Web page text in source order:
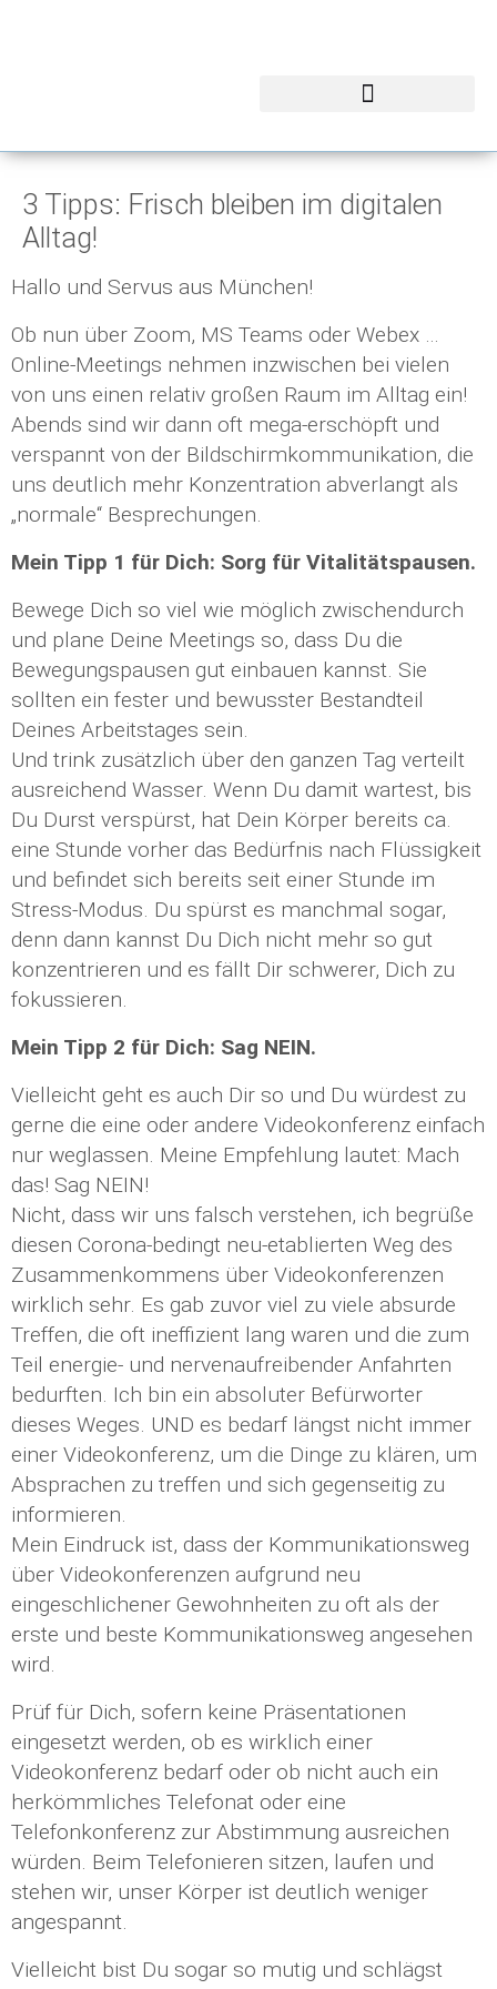
3 Tipps: Frisch bleiben im digitalen
Alltag!
Hallo und Servus aus München!
Ob nun über Zoom, MS Teams oder Webex …
Online-Meetings nehmen inzwischen bei vielen
von uns einen relativ großen Raum im Alltag ein!
Abends sind wir dann oft mega-erschöpft und
verspannt von der Bildschirmkommunikation, die
uns deutlich mehr Konzentration abverlangt als
„normale“ Besprechungen.
Mein Tipp 1 für Dich: Sorg für Vitalitätspausen.
Bewege Dich so viel wie möglich zwischendurch
und plane Deine Meetings so, dass Du die
Bewegungspausen gut einbauen kannst. Sie
sollten ein fester und bewusster Bestandteil
Deines Arbeitstages sein.
Und trink zusätzlich über den ganzen Tag verteilt
ausreichend Wasser. Wenn Du damit wartest, bis
Du Durst verspürst, hat Dein Körper bereits ca.
eine Stunde vorher das Bedürfnis nach Flüssigkeit
und befindet sich bereits seit einer Stunde im
Stress-Modus. Du spürst es manchmal sogar,
denn dann kannst Du Dich nicht mehr so gut
konzentrieren und es fällt Dir schwerer, Dich zu
fokussieren.
Mein Tipp 2 für Dich: Sag NEIN.
Vielleicht geht es auch Dir so und Du würdest zu
gerne die eine oder andere Videokonferenz einfach
nur weglassen. Meine Empfehlung lautet: Mach
das! Sag NEIN!
Nicht, dass wir uns falsch verstehen, ich begrüße
diesen Corona-bedingt neu-etablierten Weg des
Zusammenkommens über Videokonferenzen
wirklich sehr. Es gab zuvor viel zu viele absurde
Treffen, die oft ineffizient lang waren und die zum
Teil energie- und nervenaufreibender Anfahrten
bedurften. Ich bin ein absoluter Befürworter
dieses Weges. UND es bedarf längst nicht immer
einer Videokonferenz, um die Dinge zu klären, um
Absprachen zu treffen und sich gegenseitig zu
informieren.
Mein Eindruck ist, dass der Kommunikationsweg
über Videokonferenzen aufgrund neu
eingeschlichener Gewohnheiten zu oft als der
erste und beste Kommunikationsweg angesehen
wird.
Prüf für Dich, sofern keine Präsentationen
eingesetzt werden, ob es wirklich einer
Videokonferenz bedarf oder ob nicht auch ein
herkömmliches Telefonat oder eine
Telefonkonferenz zur Abstimmung ausreichen
würden. Beim Telefonieren sitzen, laufen und
stehen wir, unser Körper ist deutlich weniger
angespannt.
Vielleicht bist Du sogar so mutig und schlägst